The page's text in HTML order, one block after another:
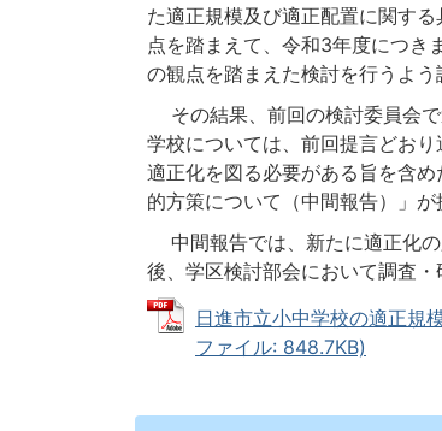
た適正規模及び適正配置に関す
点を踏まえて、令和3年度につき
の観点を踏まえた検討を行うよう
その結果、前回の検討委員会
学校については、前回提言どお
適正化を図る必要がある旨を含
的方策について（中間報告）」が
中間報告では、新たに適正化
後、学区検討部会において調査
日進市立小中学校の適正規
ファイル: 848.7KB)